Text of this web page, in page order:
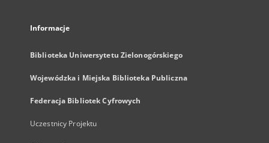
Informacje
Biblioteka Uniwersytetu Zielonogórskiego
Wojewódzka i Miejska Biblioteka Publiczna
Federacja Bibliotek Cyfrowych
Uczestnicy Projektu